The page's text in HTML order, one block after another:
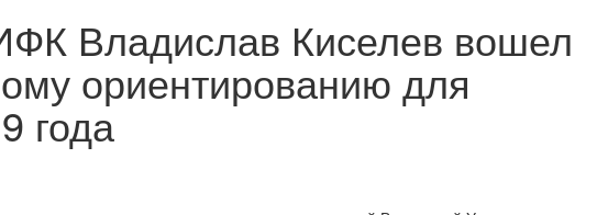
Владислав Киселев вошел
ориентированию для
года